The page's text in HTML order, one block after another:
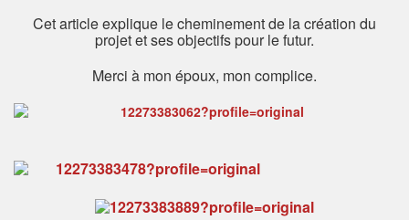
Cet article explique le cheminement de la création du
projet et ses objectifs pour le futur.
Merci à mon époux, mon complice.